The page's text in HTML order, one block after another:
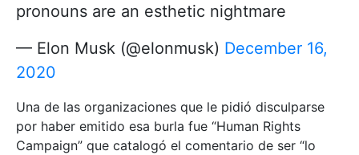
pronouns are an esthetic nightmare
— Elon Musk (@elonmusk) December 16,
2020
Una de las organizaciones que le pidió disculparse
por haber emitido esa burla fue “Human Rights
Campaign” que catalogó el comentario de ser “lo